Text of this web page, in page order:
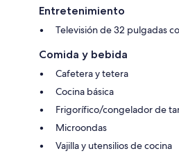
Entretenimiento
Televisión de 32 pulgadas
Comida y bebida
Cafetera y tetera
Cocina básica
Frigorífico/congelador de
Microondas
Vajilla y utensilios de cocina